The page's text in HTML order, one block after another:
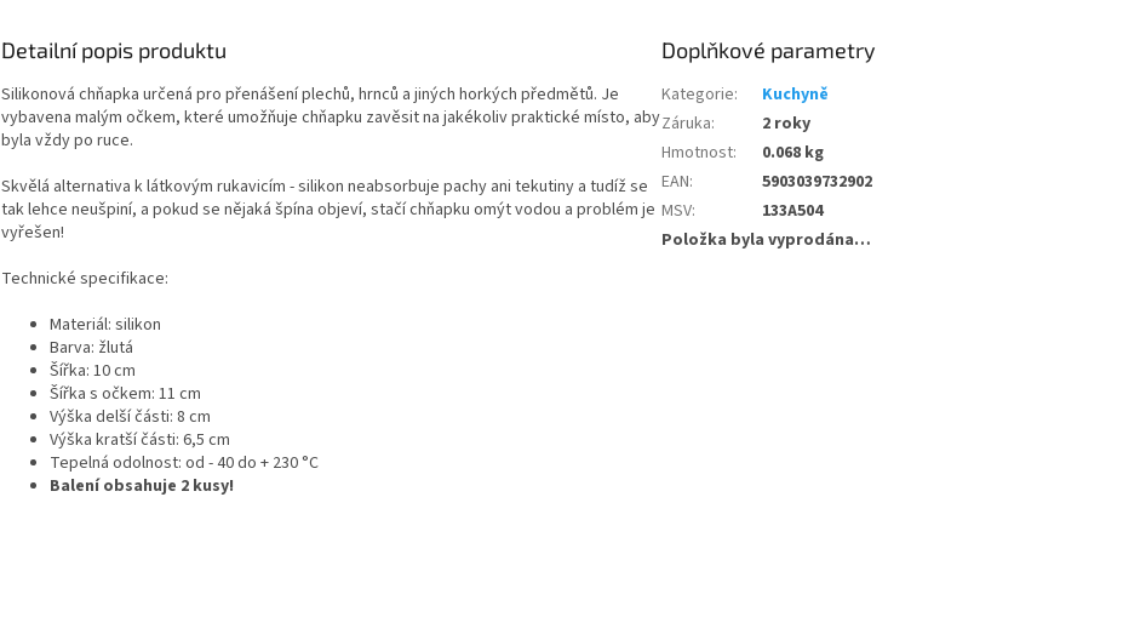
Detailní popis produktu
Silikonová chňapka určená pro přenášení plechů, hrnců a jiných horkých předmětů. Je
vybavena malým očkem, které umožňuje chňapku zavěsit na jakékoliv praktické místo, aby
byla vždy po ruce.
Skvělá alternativa k látkovým rukavicím - silikon neabsorbuje pachy ani tekutiny a tudíž se
tak lehce neušpiní, a pokud se nějaká špína objeví, stačí chňapku omýt vodou a problém je
vyřešen!
Technické specifikace:
Materiál: silikon
Barva: žlutá
Šířka: 10 cm
Šířka s očkem: 11 cm
Výška delší části: 8 cm
Výška kratší části: 6,5 cm
Tepelná odolnost: od - 40 do + 230 °C
Balení obsahuje 2 kusy!
Doplňkové parametry
Kategorie:
Kuchyně
Záruka:
2 roky
Hmotnost:
0.068 kg
EAN:
5903039732902
MSV:
133A504
Položka byla vyprodána…